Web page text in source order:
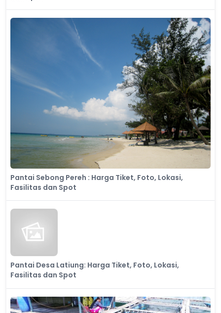
Pantai Sebong Pereh : Harga Tiket, Foto, Lokasi,
Fasilitas dan Spot
Pantai Desa Latiung: Harga Tiket, Foto, Lokasi,
Fasilitas dan Spot